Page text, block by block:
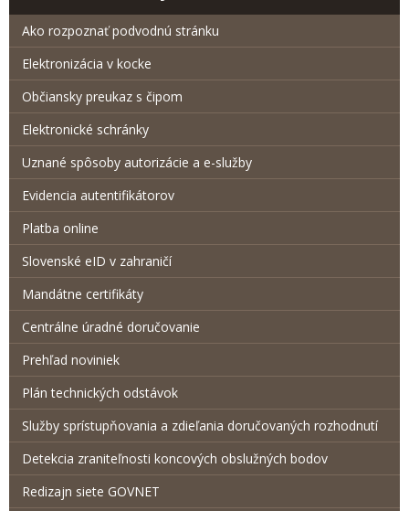
Ako rozpoznať podvodnú stránku
Elektronizácia v kocke
Občiansky preukaz s čipom
Elektronické schránky
Uznané spôsoby autorizácie a e-služby
Evidencia autentifikátorov
Platba online
Slovenské eID v zahraničí
Mandátne certifikáty
Centrálne úradné doručovanie
Prehľad noviniek
Plán technických odstávok
Služby sprístupňovania a zdieľania doručovaných rozhodnutí
Detekcia zraniteľnosti koncových obslužných bodov
Redizajn siete GOVNET